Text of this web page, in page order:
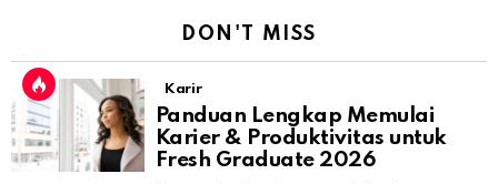
DON'T MISS
Karir
Panduan Lengkap Memulai
Karier & Produktivitas untuk
Fresh Graduate 2026